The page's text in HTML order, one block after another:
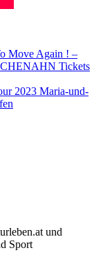
Move Again ! –
Tickets
2023 Maria-und-
und
Sport